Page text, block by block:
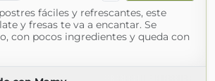
fáciles y refrescantes, este
y fresas te va a encantar. Se
con pocos ingredientes y queda con